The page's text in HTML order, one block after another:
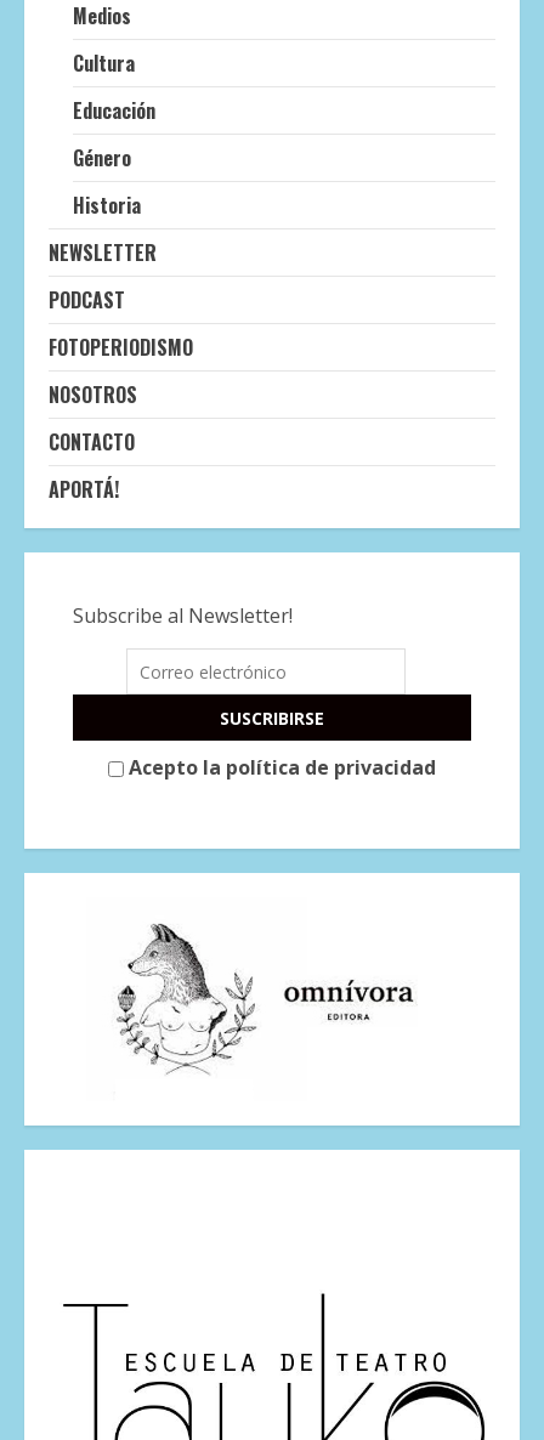
Medios
Cultura
Educación
Género
Historia
NEWSLETTER
PODCAST
FOTOPERIODISMO
NOSOTROS
CONTACTO
APORTÁ!
Subscribe al Newsletter!
Acepto la política de privacidad